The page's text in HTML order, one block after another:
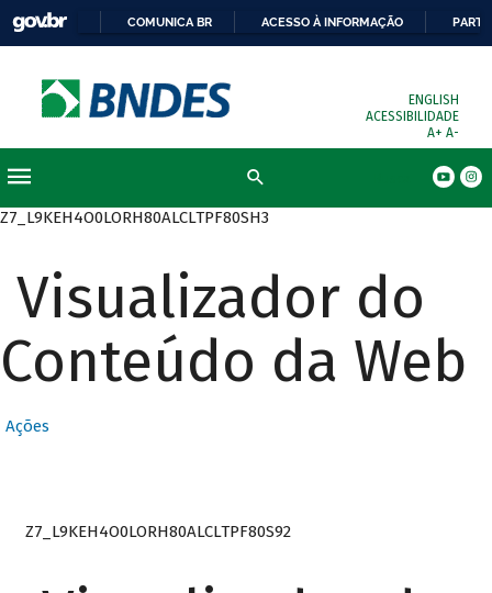
COMUNICA BR ACESSO À INFORMAÇÃO
ENGLISH
ACESSIBILIDADE
A+ A-
Z7_L9KEH4O0LORH80ALCLTPF80SH3
Visualizador do
Conteúdo da Web
Ações
Z7_L9KEH4O0LORH80ALCLTPF80S92